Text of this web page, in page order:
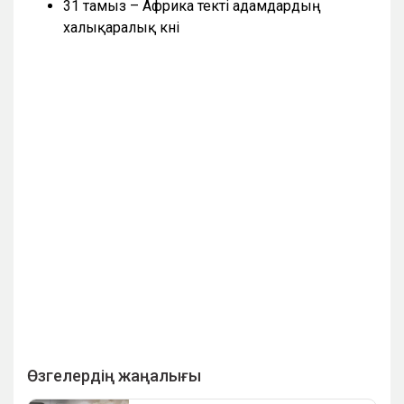
31 тамыз – Африка текті адамдардың
халықаралық күні